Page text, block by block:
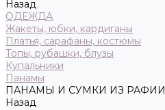
Назад
ОДЕЖДА
Жакеты, юбки, кардиганы
Платья, сарафаны, костюмы
Топы, рубашки, блузы
Купальники
Панамы
ПАНАМЫ И СУМКИ ИЗ РАФИИ
Назад